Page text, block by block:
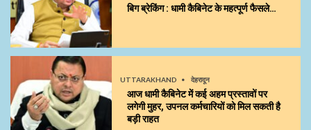
बिग ब्रेकिंग : धामी कैबिनेट के महत्पूर्ण फैसले…
UTTARAKHAND देहरादून
आज धामी कैबिनेट में कई अहम प्रस्तावों पर
लगेगी मुहर, उपनल कर्मचारियों को मिल सकती है
बड़ी राहत